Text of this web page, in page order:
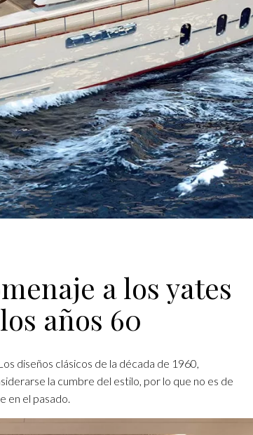
a los yates
años 60
diseños clásicos de la década de 1960,
la cumbre del estilo, por lo que no es de
en el pasado.